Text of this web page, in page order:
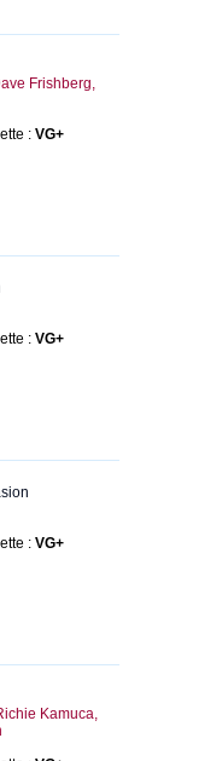
Frishberg,
: VG+
: VG+
: VG+
Kamuca,